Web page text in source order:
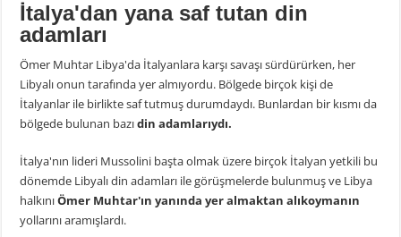
İtalya'dan yana saf tutan din
adamları
Ömer Muhtar Libya'da İtalyanlara karşı savaşı sürdürürken, her
Libyalı onun tarafında yer almıyordu. Bölgede birçok kişi de
İtalyanlar ile birlikte saf tutmuş durumdaydı. Bunlardan bir kısmı da
bölgede bulunan bazıdin adamlarıydı.
İtalya'nın lideri Mussolini başta olmak üzere birçok İtalyan yetkili bu
dönemde Libyalı din adamları ile görüşmelerde bulunmuş ve Libya
halkınıÖmer Muhtar'ın yanında yer almaktan alıkoymanın
yollarını aramışlardı.